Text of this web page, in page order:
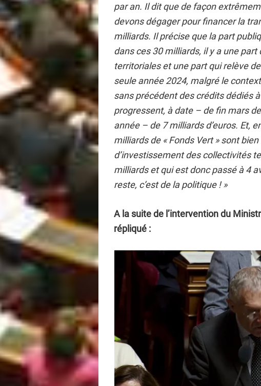
par an. Il dit que de façon
devons dégager pour financer la
milliards. Il précise que la part
dans ces 30 milliards, il y a une
territoriales et une part qui relève
seule année 2024, malgré le
sans précédent des crédits dédiés
progressent, à date – de fin mars
année – de 7 milliards d’euros. Et,
milliards de « Fonds Vert » sont
d’investissement des collectivités
milliards et qui est donc passé à 4
reste, c’est de la politique ! »
A la suite de l’intervention du
répliqué :